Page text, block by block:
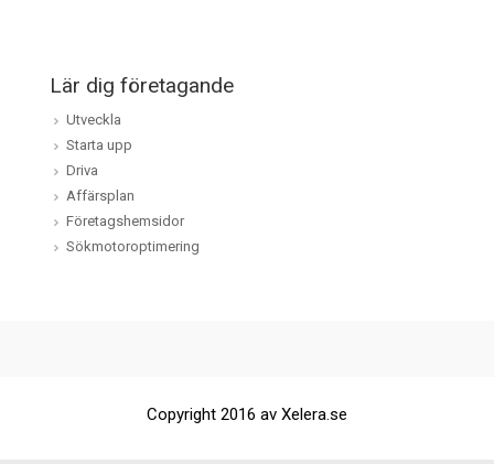
Lär dig företagande
Utveckla
Starta upp
Driva
Affärsplan
Företagshemsidor
Sökmotoroptimering
Copyright 2016 av Xelera.se